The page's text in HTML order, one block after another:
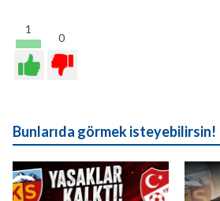
1
0
Bunlarıda görmek isteyebilirsin!